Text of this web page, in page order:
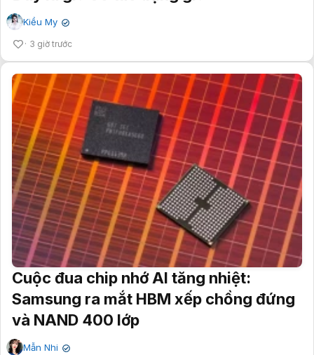
Kiều My ✔
3 giờ trước
Cuộc đua chip nhớ AI tăng nhiệt:
Samsung ra mắt HBM xếp chồng đứng
và NAND 400 lớp
Mẫn Nhi ✔